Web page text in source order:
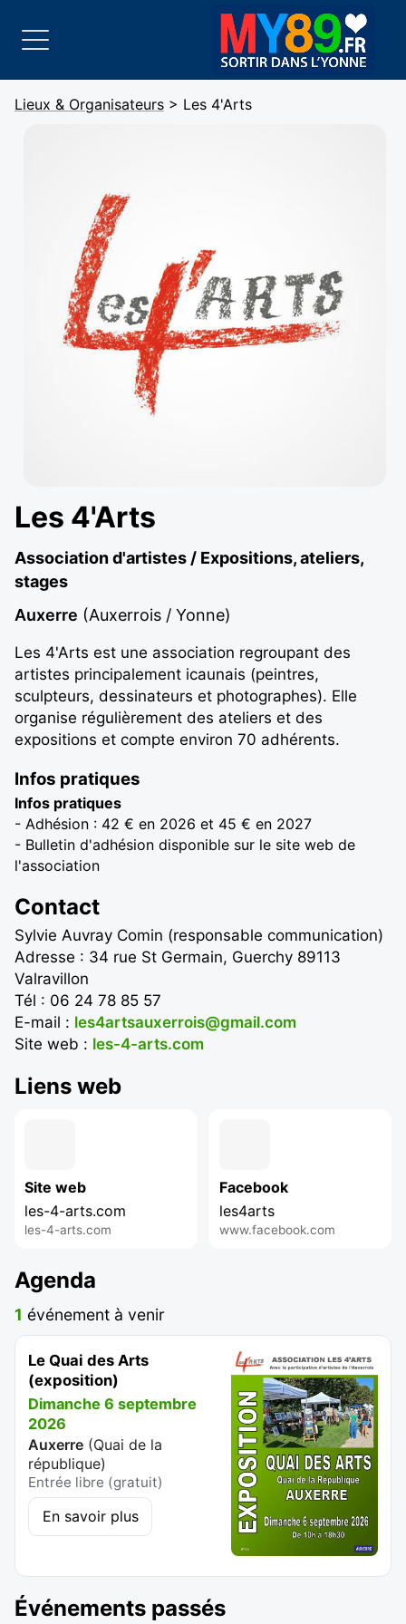
Lieux & Organisateurs > Les 4'Arts
Les 4'Arts
Association d'artistes / Expositions, ateliers,
stages
Auxerre (Auxerrois / Yonne)
Les 4'Arts est une association regroupant des
artistes principalement icaunais (peintres,
sculpteurs, dessinateurs et photographes). Elle
organise régulièrement des ateliers et des
expositions et compte environ 70 adhérents.
Infos pratiques
Infos pratiques
- Adhésion : 42 € en 2026 et 45 € en 2027
- Bulletin d'adhésion disponible sur le site web de
l'association
Contact
Sylvie Auvray Comin (responsable communication)
Adresse : 34 rue St Germain, Guerchy 89113
Valravillon
Tél : 06 24 78 85 57
E-mail : les4artsauxerrois@gmail.com
Site web : les-4-arts.com
Liens web
Site web
les-4-arts.com
les-4-arts.com
Facebook
les4arts
www.facebook.com
Agenda
1 événement à venir
Le Quai des Arts
(exposition)
Dimanche 6 septembre
2026
Auxerre (Quai de la
république)
Entrée libre (gratuit)
En savoir plus
Événements passés